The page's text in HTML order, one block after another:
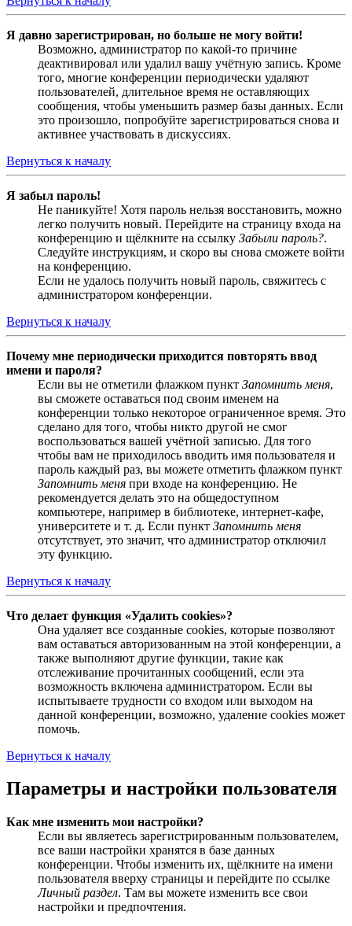
Я давно зарегистрирован, но больше не могу войти!
Возможно, администратор по какой-то причине
деактивировал или удалил вашу учётную запись. Кроме
того, многие конференции периодически удаляют
пользователей, длительное время не оставляющих
сообщения, чтобы уменьшить размер базы данных. Если
это произошло, попробуйте зарегистрироваться снова и
активнее участвовать в дискуссиях.
Вернуться к началу
Я забыл пароль!
Не паникуйте! Хотя пароль нельзя восстановить, можно
легко получить новый. Перейдите на страницу входа на
конференцию и щёлкните на ссылку Забыли пароль?.
Следуйте инструкциям, и скоро вы снова сможете войти
на конференцию.
Если не удалось получить новый пароль, свяжитесь с
администратором конференции.
Вернуться к началу
Почему мне периодически приходится повторять ввод
имени и пароля?
Если вы не отметили флажком пункт Запомнить меня,
вы сможете оставаться под своим именем на
конференции только некоторое ограниченное время. Это
сделано для того, чтобы никто другой не смог
воспользоваться вашей учётной записью. Для того
чтобы вам не приходилось вводить имя пользователя и
пароль каждый раз, вы можете отметить флажком пункт
Запомнить меня при входе на конференцию. Не
рекомендуется делать это на общедоступном
компьютере, например в библиотеке, интернет-кафе,
университете и т. д. Если пункт Запомнить меня
отсутствует, это значит, что администратор отключил
эту функцию.
Вернуться к началу
Что делает функция «Удалить cookies»?
Она удаляет все созданные cookies, которые позволяют
вам оставаться авторизованным на этой конференции, а
также выполняют другие функции, такие как
отслеживание прочитанных сообщений, если эта
возможность включена администратором. Если вы
испытываете трудности со входом или выходом на
данной конференции, возможно, удаление cookies может
помочь.
Вернуться к началу
Параметры и настройки пользователя
Как мне изменить мои настройки?
Если вы являетесь зарегистрированным пользователем,
все ваши настройки хранятся в базе данных
конференции. Чтобы изменить их, щёлкните на имени
пользователя вверху страницы и перейдите по ссылке
Личный раздел. Там вы можете изменить все свои
настройки и предпочтения.